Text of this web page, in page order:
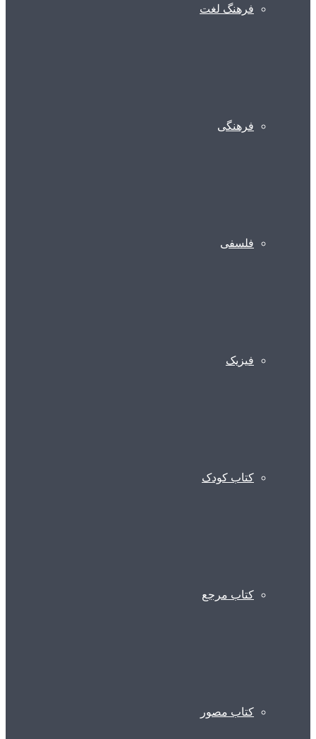
فرهنگ لغت
فرهنگی
فلسفی
فیزیک
کتاب کودک
کتاب مرجع
کتاب مصور